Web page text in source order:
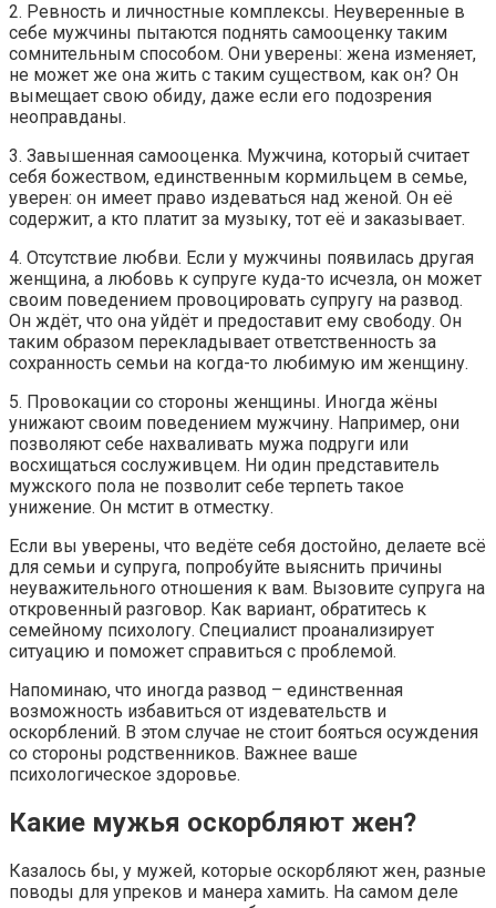
2. Ревность и личностные комплексы. Неуверенные в
себе мужчины пытаются поднять самооценку таким
сомнительным способом. Они уверены: жена изменяет,
не может же она жить с таким существом, как он? Он
вымещает свою обиду, даже если его подозрения
неоправданы.
3. Завышенная самооценка. Мужчина, который считает
себя божеством, единственным кормильцем в семье,
уверен: он имеет право издеваться над женой. Он её
содержит, а кто платит за музыку, тот её и заказывает.
4. Отсутствие любви. Если у мужчины появилась другая
женщина, а любовь к супруге куда-то исчезла, он может
своим поведением провоцировать супругу на развод.
Он ждёт, что она уйдёт и предоставит ему свободу. Он
таким образом перекладывает ответственность за
сохранность семьи на когда-то любимую им женщину.
5. Провокации со стороны женщины. Иногда жёны
унижают своим поведением мужчину. Например, они
позволяют себе нахваливать мужа подруги или
восхищаться сослуживцем. Ни один представитель
мужского пола не позволит себе терпеть такое
унижение. Он мстит в отместку.
Если вы уверены, что ведёте себя достойно, делаете всё
для семьи и супруга, попробуйте выяснить причины
неуважительного отношения к вам. Вызовите супруга на
откровенный разговор. Как вариант, обратитесь к
семейному психологу. Специалист проанализирует
ситуацию и поможет справиться с проблемой.
Напоминаю, что иногда развод – единственная
возможность избавиться от издевательств и
оскорблений. В этом случае не стоит бояться осуждения
со стороны родственников. Важнее ваше
психологическое здоровье.
Какие мужья оскорбляют жен?
Казалось бы, у мужей, которые оскорбляют жен, разные
поводы для упреков и манера хамить. На самом деле